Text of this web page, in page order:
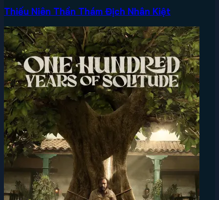
Thiếu Niên Thần Thám Địch Nhân Kiệt